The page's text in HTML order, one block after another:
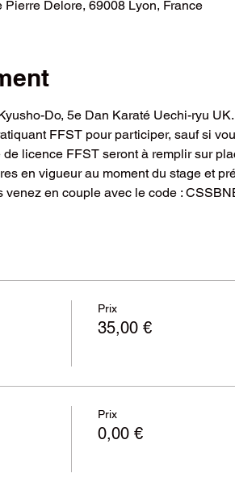
Delore, 69008 Lyon, France
Do, 5e Dan Karaté Uechi-ryu UK.
FFST pour participer, sauf si
licence FFST seront à remplir sur
en vigueur au moment du stage et
en couple avec le code :
Prix
35,00 €
Prix
0,00 €